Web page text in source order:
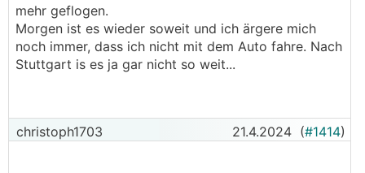
..
mehr geflogen.
Morgen ist es wieder soweit und ich ärgere mich
noch immer, dass ich nicht mit dem Auto fahre. Nach
Stuttgart is es ja gar nicht so weit...
christoph1703 21.4.2024 (#1414)